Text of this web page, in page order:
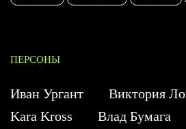
ПЕРСОНЫ
Иван Ургант
Виктория
Kara Kross
Влад Бумага